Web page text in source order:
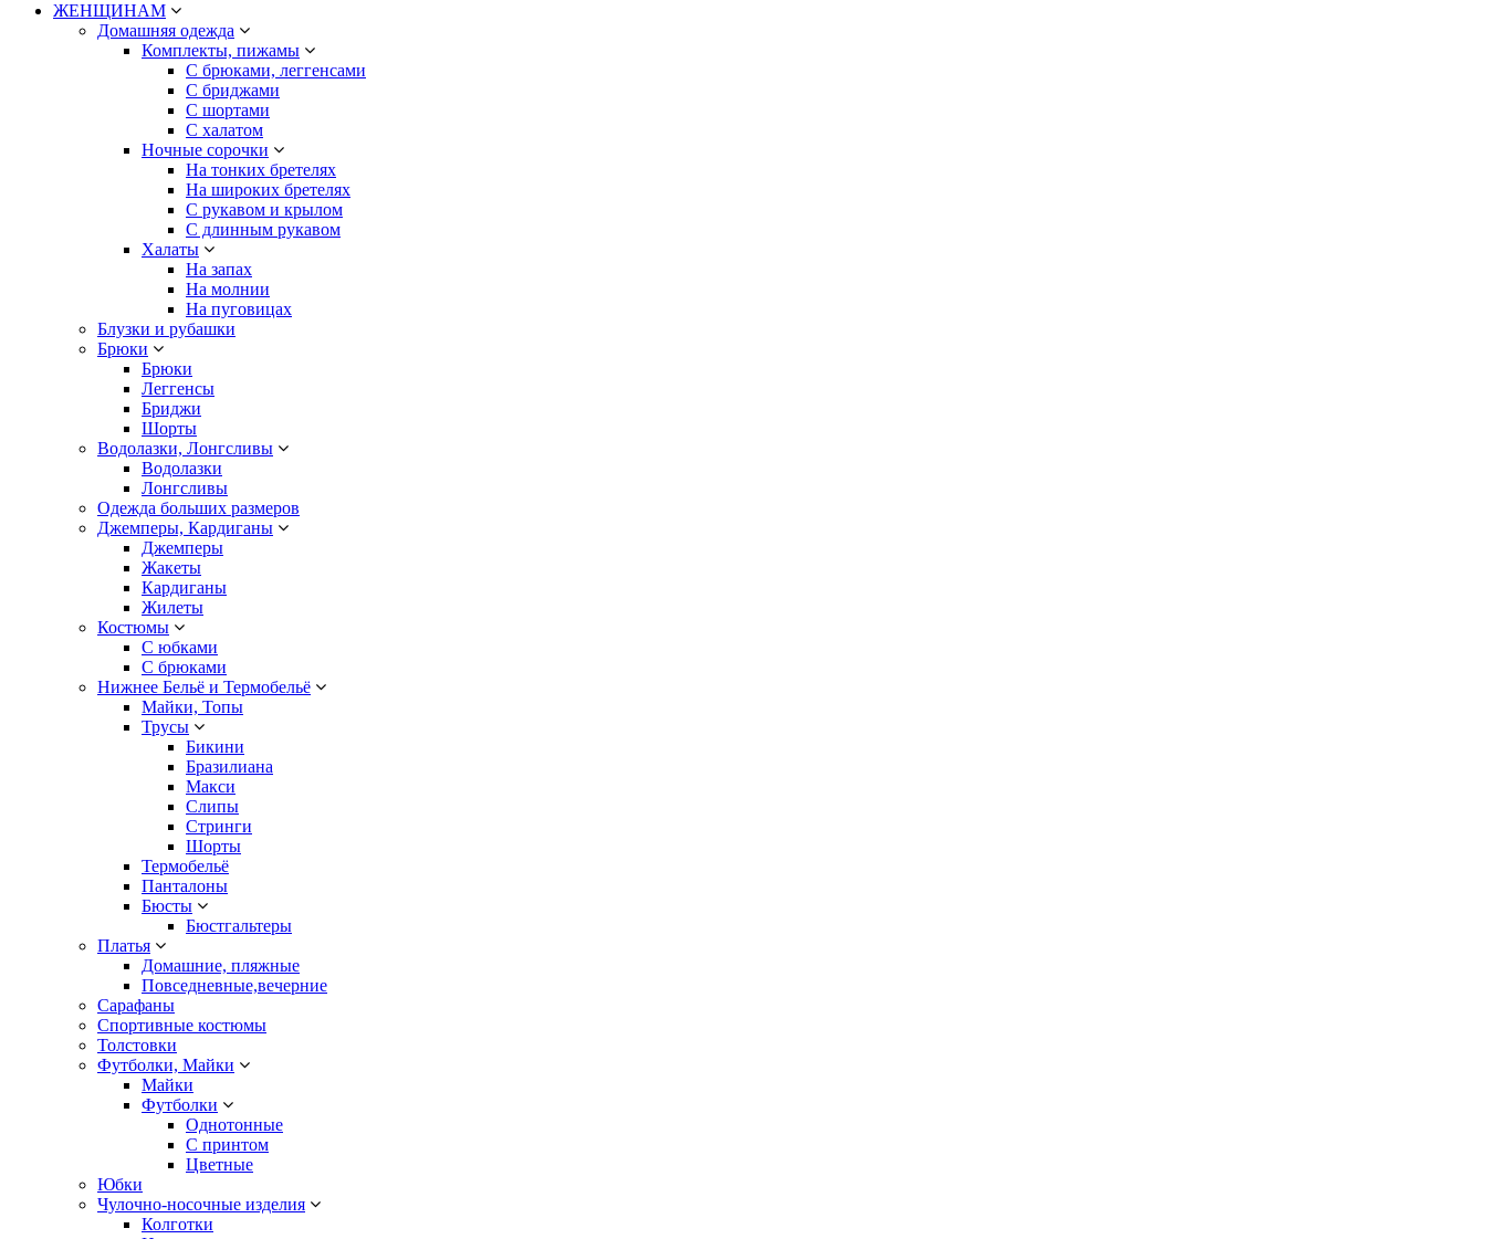
ЖЕНЩИНАМ
Домашняя одежда
Комплекты, пижамы
С брюками, леггенсами
С бриджами
С шортами
С халатом
Ночные сорочки
На тонких бретелях
На широких бретелях
С рукавом и крылом
С длинным рукавом
Халаты
На запах
На молнии
На пуговицах
Блузки и рубашки
Брюки
Брюки
Леггенсы
Бриджи
Шорты
Водолазки, Лонгсливы
Водолазки
Лонгсливы
Одежда больших размеров
Джемперы, Кардиганы
Джемперы
Жакеты
Кардиганы
Жилеты
Костюмы
С юбками
С брюками
Нижнее Бельё и Термобельё
Майки, Топы
Трусы
Бикини
Бразилиана
Макси
Слипы
Стринги
Шорты
Термобельё
Панталоны
Бюсты
Бюстгальтеры
Платья
Домашние, пляжные
Повседневные,вечерние
Сарафаны
Спортивные костюмы
Толстовки
Футболки, Майки
Майки
Футболки
Однотонные
С принтом
Цветные
Юбки
Чулочно-носочные изделия
Колготки